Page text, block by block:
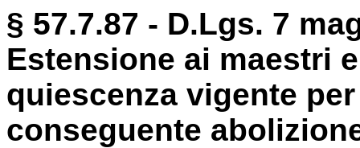
§ 57.7.87 - D.Lgs. 7
Estensione ai maestri
quiescenza vigente
conseguente